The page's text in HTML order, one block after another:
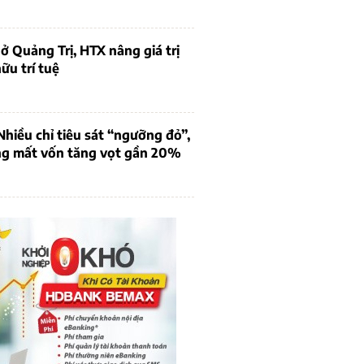
Quảng Trị, HTX nâng giá trị
trí tuệ
chỉ tiêu sát “ngưỡng đỏ”,
mất vốn tăng vọt gần 20%